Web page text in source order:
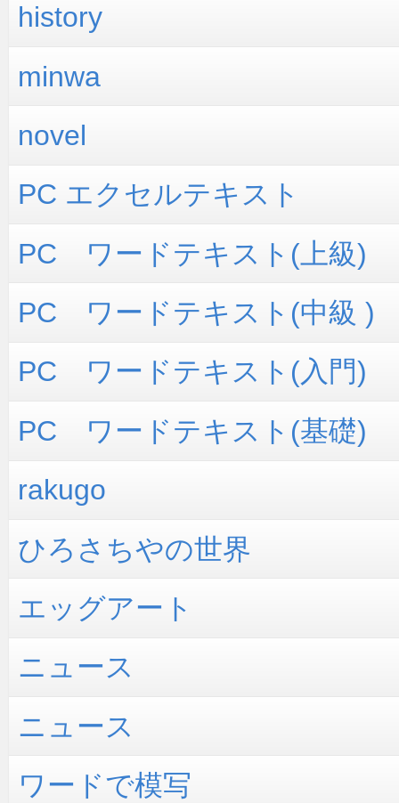
history
minwa
novel
PC エクセルテキスト
PC ワードテキスト(上級)
PC ワードテキスト(中級 )
PC ワードテキスト(入門)
PC ワードテキスト(基礎)
rakugo
ひろさちやの世界
エッグアート
ニュース
ニュース
ワードで模写